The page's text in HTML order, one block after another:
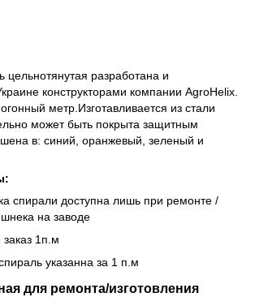
цельнотянутая разработана и
конструкторами компании AgroHelix.
метр.Изготавливается из стали
может быть покрыта защитным
в: синий, оранжевый, зеленый и
спирали доступна лишь при ремонте /
на заводе
1п.м
указанна за 1 п.м
для ремонта/изготовления